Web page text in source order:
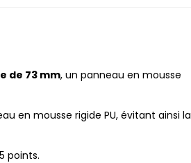
de 73 mm, un panneau en mousse
en mousse rigide PU, évitant ainsi la
points.